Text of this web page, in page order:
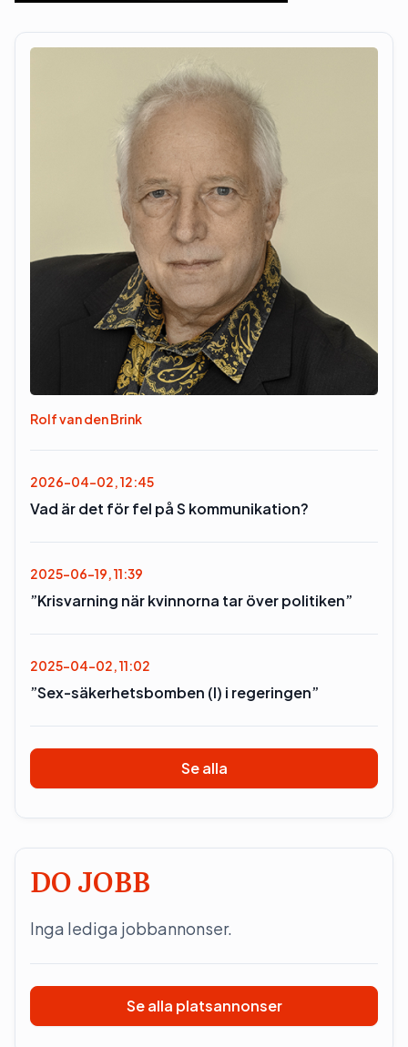
Rolf van den Brink
2026-04-02, 12:45
Vad är det för fel på S kommunikation?
2025-06-19, 11:39
”Krisvarning när kvinnorna tar över politiken”
2025-04-02, 11:02
”Sex-säkerhetsbomben (l) i regeringen”
Se alla
DO JOBB
Inga lediga jobbannonser.
Se alla platsannonser